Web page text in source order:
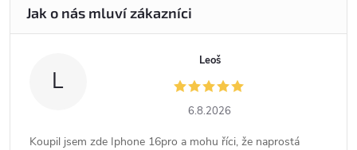
L
Leoš
6.8.2026
Koupil jsem zde Iphone 16pro a mohu říci, že naprostá